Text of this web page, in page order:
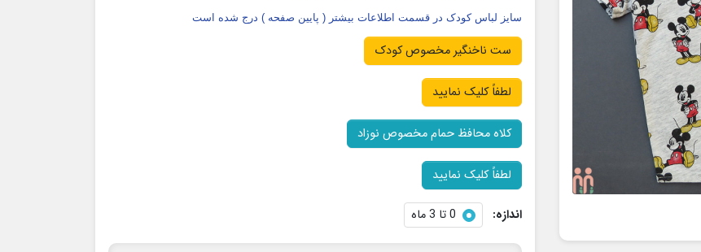
سایز لباس کودک در قسمت اطلاعات بیشتر ( پایین صفحه ) درج شده است
ست ناخنگیر مخصوص کودک
لطفاً کلیک نمایید
کلاه محافظ حمام مخصوص نوزاد
لطفاً کلیک نمایید
اندازه: 0 تا 3 ماه